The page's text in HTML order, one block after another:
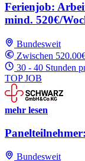
Ferienjob:
mind. 520€/
Bundesweit
Zwischen
30 - 40 Stunden
TOP JOB
mehr lesen
Bundesweit